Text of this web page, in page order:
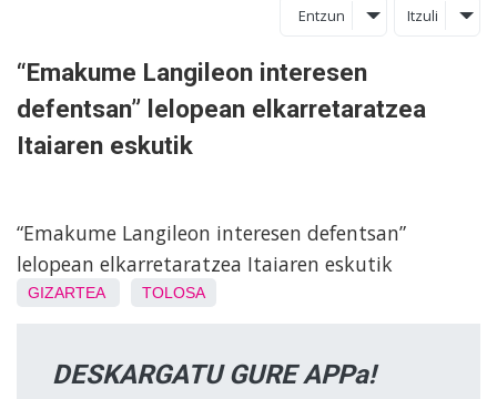
Entzun Itzuli
“Emakume Langileon interesen
defentsan” lelopean elkarretaratzea
Itaiaren eskutik
“Emakume Langileon interesen defentsan”
lelopean elkarretaratzea Itaiaren eskutik
GIZARTEA TOLOSA
DESKARGATU GURE APPa!